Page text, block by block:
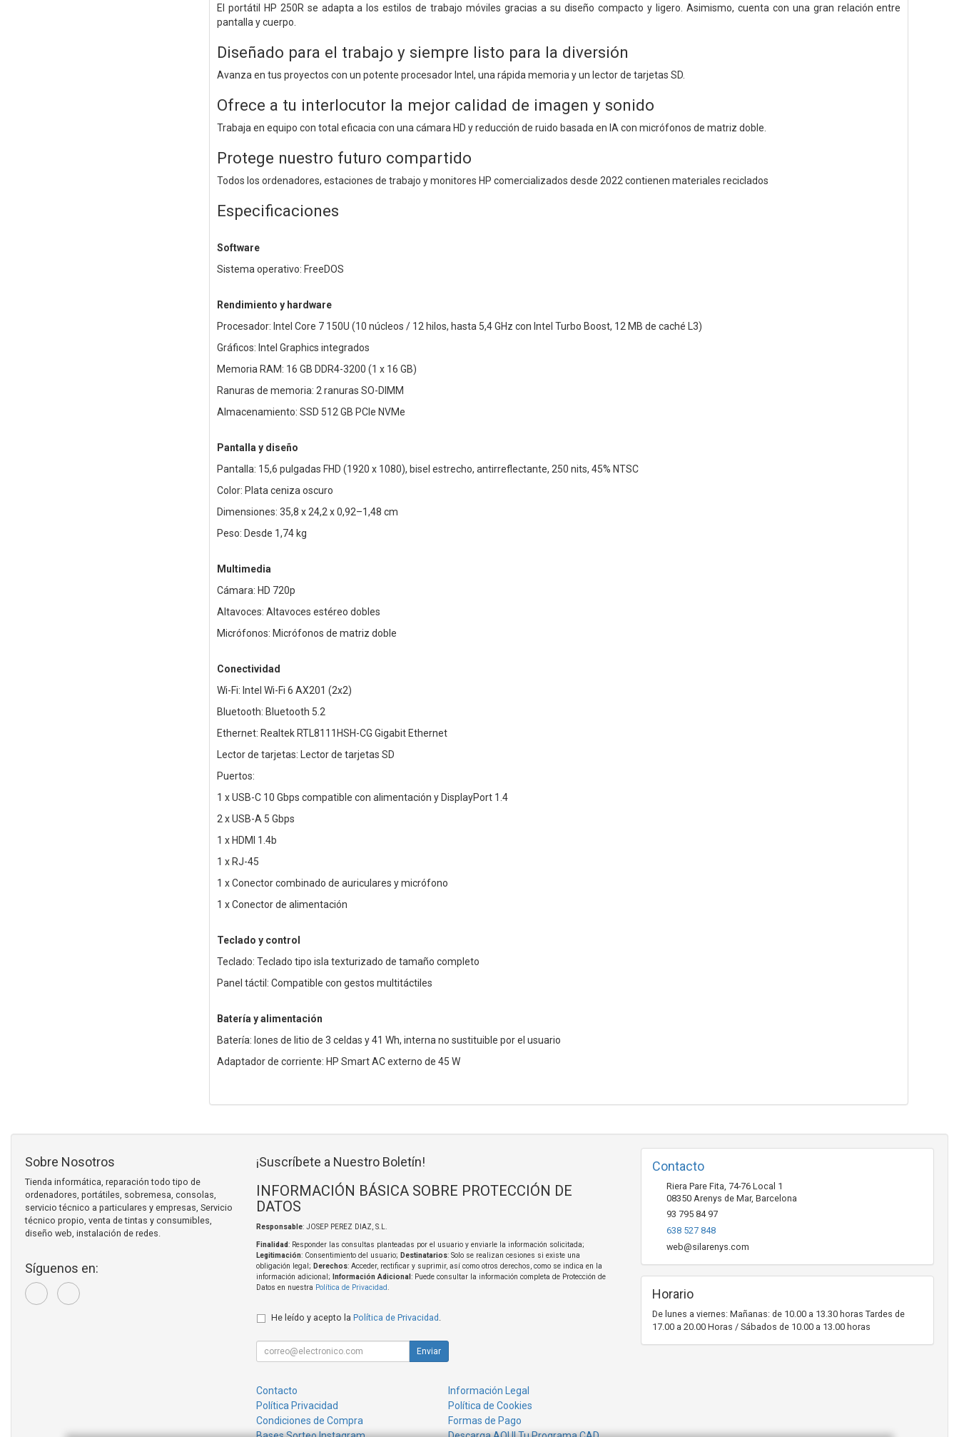
El portátil HP 250R se adapta a los estilos de trabajo móviles gracias a su diseño compacto y ligero. Asimismo, cuenta con una gran relación entre
pantalla y cuerpo.
Diseñado para el trabajo y siempre listo para la diversión
Avanza en tus proyectos con un potente procesador Intel, una rápida memoria y un lector de tarjetas SD.
Ofrece a tu interlocutor la mejor calidad de imagen y sonido
Trabaja en equipo con total eficacia con una cámara HD y reducción de ruido basada en IA con micrófonos de matriz doble.
Protege nuestro futuro compartido
Todos los ordenadores, estaciones de trabajo y monitores HP comercializados desde 2022 contienen materiales reciclados
Especificaciones
Software
Sistema operativo: FreeDOS
Rendimiento y hardware
Procesador: Intel Core 7 150U (10 núcleos / 12 hilos, hasta 5,4 GHz con Intel Turbo Boost, 12 MB de caché L3)
Gráficos: Intel Graphics integrados
Memoria RAM: 16 GB DDR4-3200 (1 x 16 GB)
Ranuras de memoria: 2 ranuras SO-DIMM
Almacenamiento: SSD 512 GB PCIe NVMe
Pantalla y diseño
Pantalla: 15,6 pulgadas FHD (1920 x 1080), bisel estrecho, antirreflectante, 250 nits, 45% NTSC
Color: Plata ceniza oscuro
Dimensiones: 35,8 x 24,2 x 0,92–1,48 cm
Peso: Desde 1,74 kg
Multimedia
Cámara: HD 720p
Altavoces: Altavoces estéreo dobles
Micrófonos: Micrófonos de matriz doble
Conectividad
Wi-Fi: Intel Wi-Fi 6 AX201 (2x2)
Bluetooth: Bluetooth 5.2
Ethernet: Realtek RTL8111HSH-CG Gigabit Ethernet
Lector de tarjetas: Lector de tarjetas SD
Puertos:
1 x USB-C 10 Gbps compatible con alimentación y DisplayPort 1.4
2 x USB-A 5 Gbps
1 x HDMI 1.4b
1 x RJ-45
1 x Conector combinado de auriculares y micrófono
1 x Conector de alimentación
Teclado y control
Teclado: Teclado tipo isla texturizado de tamaño completo
Panel táctil: Compatible con gestos multitáctiles
Batería y alimentación
Batería: Iones de litio de 3 celdas y 41 Wh, interna no sustituible por el usuario
Adaptador de corriente: HP Smart AC externo de 45 W
Sobre Nosotros
Tienda informática, reparación todo tipo de
ordenadores, portátiles, sobremesa, consolas,
servicio técnico a particulares y empresas, Servicio
técnico propio, venta de tintas y consumibles,
diseño web, instalación de redes.
Síguenos en:
¡Suscríbete a Nuestro Boletín!
INFORMACIÓN BÁSICA SOBRE PROTECCIÓN DE
DATOS
Responsable: JOSEP PEREZ DIAZ, S.L.
Finalidad: Responder las consultas planteadas por el usuario y enviarle la información solicitada;
Legitimación: Consentimiento del usuario; Destinatarios: Solo se realizan cesiones si existe una
obligación legal; Derechos: Acceder, rectificar y suprimir, así como otros derechos, como se indica en la
información adicional;
Información Adicional : Puede consultar la información completa de Protección de
Datos en nuestra Política de Privacidad.
He leído y acepto la Política de Privacidad .
Enviar
Contacto
Información Legal
Política Privacidad
Política de Cookies
Condiciones de Compra
Formas de Pago
Contacto
Riera Pare Fita, 74-76 Local 1
08350 Arenys de Mar, Barcelona
93 795 84 97
638 527 848
web@silarenys.com
Horario
De lunes a viernes: Mañanas: de 10.00 a 13.30 horas Tardes de
17.00 a 20.00 Horas / Sábados de 10.00 a 13.00 horas